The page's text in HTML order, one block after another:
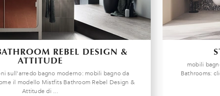
REBEL DESIGN &
ATTITUDE
sull'arredo bagno moderno: mobili bagno da
il modello Mistfits Bathroom Rebel Design &
Attitude di ...
mobili
Bathrooms: